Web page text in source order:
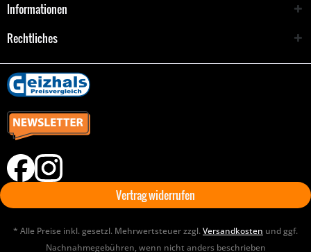
Informationen
Rechtliches
Vertrag widerrufen
* Alle Preise inkl. gesetzl. Mehrwertsteuer zzgl.Versandkosten und ggf.
Nachnahmegebühren, wenn nicht anders beschrieben